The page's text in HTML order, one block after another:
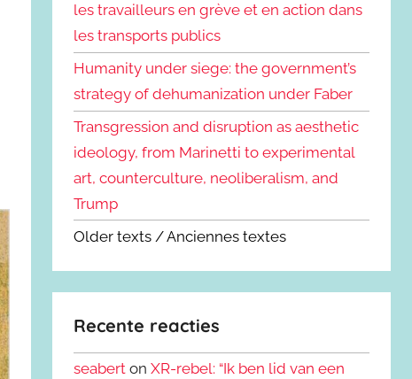
les travailleurs en grève et en action dans
les transports publics
Humanity under siege: the government’s
strategy of dehumanization under Faber
Transgression and disruption as aesthetic
ideology, from Marinetti to experimental
art, counterculture, neoliberalism, and
Trump
Older texts / Anciennes textes
Recente reacties
seabert onXR-rebel: “Ik ben lid van een